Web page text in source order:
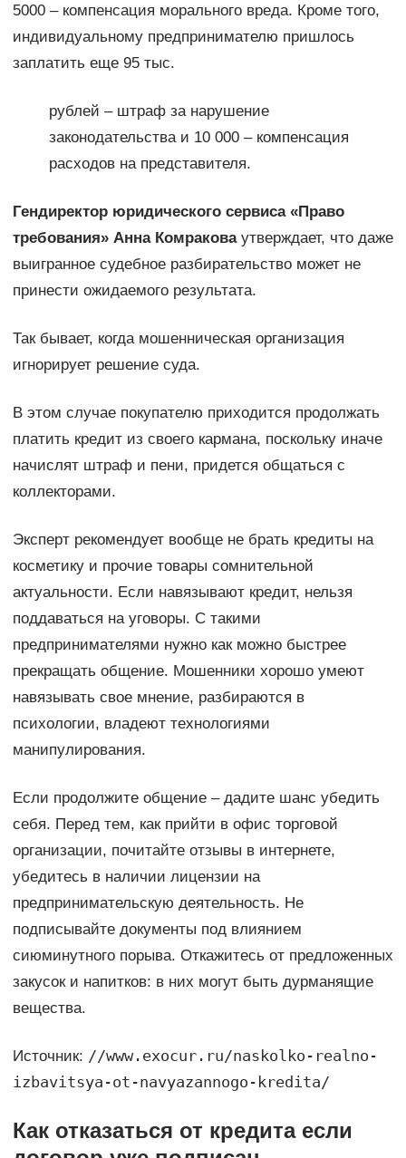
5000 – компенсация морального вреда. Кроме того,
индивидуальному предпринимателю пришлось
заплатить еще 95 тыс.
рублей – штраф за нарушение
законодательства и 10 000 – компенсация
расходов на представителя.
Гендиректор юридического сервиса «Право
требования» Анна Комраковаутверждает, что даже
выигранное судебное разбирательство может не
принести ожидаемого результата.
Так бывает, когда мошенническая организация
игнорирует решение суда.
В этом случае покупателю приходится продолжать
платить кредит из своего кармана, поскольку иначе
начислят штраф и пени, придется общаться с
коллекторами.
Эксперт рекомендует вообще не брать кредиты на
косметику и прочие товары сомнительной
актуальности. Если навязывают кредит, нельзя
поддаваться на уговоры. С такими
предпринимателями нужно как можно быстрее
прекращать общение. Мошенники хорошо умеют
навязывать свое мнение, разбираются в
психологии, владеют технологиями
манипулирования.
Если продолжите общение – дадите шанс убедить
себя. Перед тем, как прийти в офис торговой
организации, почитайте отзывы в интернете,
убедитесь в наличии лицензии на
предпринимательскую деятельность. Не
подписывайте документы под влиянием
сиюминутного порыва. Откажитесь от предложенных
закусок и напитков: в них могут быть дурманящие
вещества.
Источник: //www.exocur.ru/naskolko-realno-
izbavitsya-ot-navyazannogo-kredita/
Как отказаться от кредита если